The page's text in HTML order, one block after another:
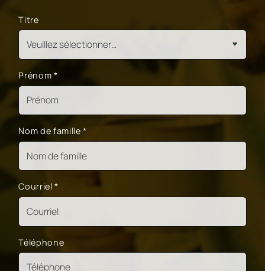
Titre
Prénom *
Nom de famille*
Courriel*
Téléphone